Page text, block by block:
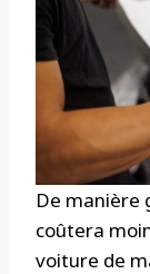
De manière
coûtera
voiture de